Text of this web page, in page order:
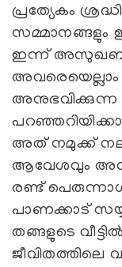
പ്രത്യേകം
സമ്മാനങ്ങളും
ഇന്ന്
അത് നമുക്ക്
ആവേശവും
രണ്ട്
പാണക്കാട്
തങ്ങളുടെ